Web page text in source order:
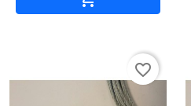
favorite_border